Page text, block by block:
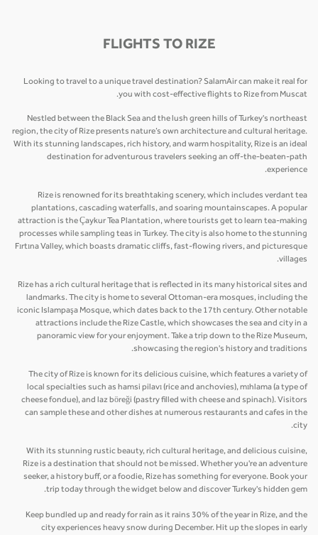
FLIGHTS TO RIZE
Looking to travel to a unique travel destination? SalamAir can make it real for
you with cost-effective flights to Rize from Muscat.
Nestled between the Black Sea and the lush green hills of Turkey's northeast
region, the city of Rize presents nature’s own architecture and cultural heritage.
With its stunning landscapes, rich history, and warm hospitality, Rize is an ideal
destination for adventurous travelers seeking an off-the-beaten-path
experience.
Rize is renowned for its breathtaking scenery, which includes verdant tea
plantations, cascading waterfalls, and soaring mountainscapes. A popular
attraction is the Çaykur Tea Plantation, where tourists get to learn tea-making
processes while sampling teas in Turkey. The city is also home to the stunning
Fırtına Valley, which boasts dramatic cliffs, fast-flowing rivers, and picturesque
villages.
Rize has a rich cultural heritage that is reflected in its many historical sites and
landmarks. The city is home to several Ottoman-era mosques, including the
iconic Islampaşa Mosque, which dates back to the 17th century. Other notable
attractions include the Rize Castle, which showcases the sea and city in a
panoramic view for your enjoyment. Take a trip down to the Rize Museum,
showcasing the region's history and traditions.
The city of Rize is known for its delicious cuisine, which features a variety of
local specialties such as hamsi pilavı (rice and anchovies), mıhlama (a type of
cheese fondue), and laz böreği (pastry filled with cheese and spinach). Visitors
can sample these and other dishes at numerous restaurants and cafes in the
city.
With its stunning rustic beauty, rich cultural heritage, and delicious cuisine,
Rize is a destination that should not be missed. Whether you're an adventure
seeker, a history buff, or a foodie, Rize has something for everyone. Book your
trip today through the widget below and discover Turkey's hidden gem.
Keep bundled up and ready for rain as it rains 30% of the year in Rize, and the
city experiences heavy snow during December. Hit up the slopes in early